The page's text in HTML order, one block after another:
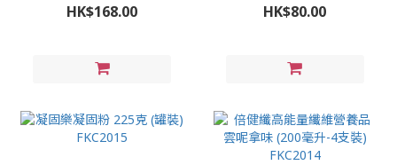
HK$168.00 HK$80.00